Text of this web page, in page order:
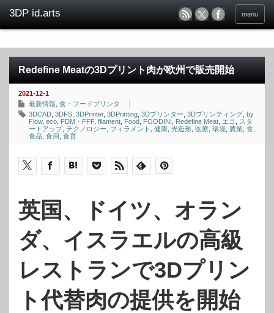
menu
Redefine Meatの3Dプリント肉が欧州で販売開始
2021-12-1
最新情報 食・フードプリンタ
3DCAD 3DFS 3DPrinter, 3DPrinting 3Dプリンター 3Dプリンティング by
Flow, eco FDM・FFF, filament Food FOODINI Redefine Meat エコ
スタ
ートアップ, テクノロジー フィラメント 健康 光造形 医療 環境 農業 食
食品 食用 食育
英国、ドイツ、オラン
ダ、イスラエルの高級
レストランで3Dプリン
ト代替肉の提供を開始